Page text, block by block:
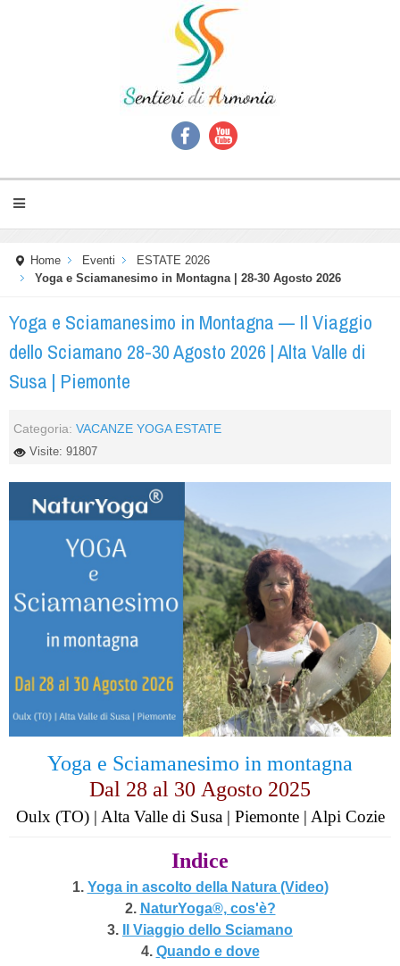
Home Eventi
ESTATE 2026
Yoga e Sciamanesimo in Montagna | 28-30 Agosto 2026
Yoga e Sciamanesimo in Montagna — Il Viaggio
dello Sciamano 28-30 Agosto 2026 | Alta Valle di
Susa | Piemonte
Categoria: VACANZE YOGA ESTATE
Visite: 91807
Yoga e Sciamanesimo in montagna
Dal 28 al 30 Agosto 2025
Oulx (TO) | Alta Valle di Susa | Piemonte | Alpi Cozie
Indice
1. Yoga in ascolto della Natura (Video)
2. NaturYoga®, cos'è?
3.
Il Viaggio dello Sciamano
4. Quando e dove